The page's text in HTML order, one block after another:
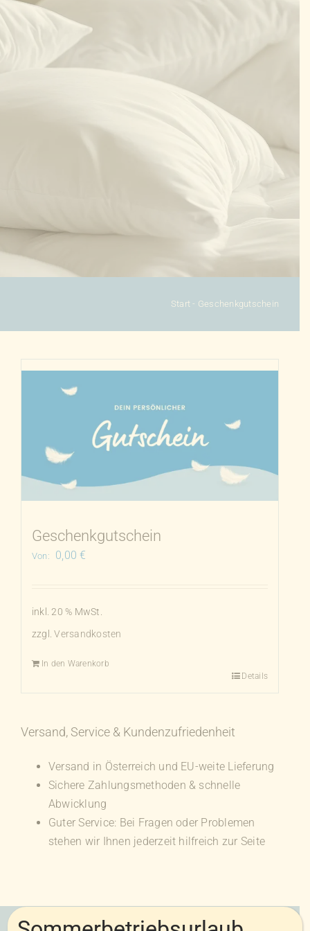
KONFIGURATOR
DAUNENDECKEN
ÜBER UNS
Start - Geschenkgutschein
Geschenkgutschein
Von: 0,00€
inkl. 20 % MwSt.
zzgl.Versandkosten
In den Warenkorb
Details
Versand, Service & Kundenzufriedenheit
Versand in Österreich und EU-weite Lieferung
Sichere Zahlungsmethoden & schnelle
Abwicklung
Guter Service: Bei Fragen oder Problemen
stehen wir Ihnen jederzeit hilfreich zur Seite